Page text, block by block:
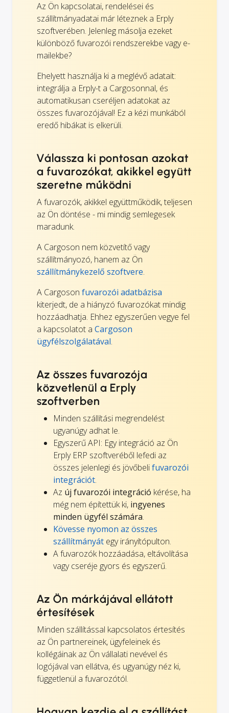
Az Ön kapcsolatai, rendelései és
szállítmányadatai már léteznek a Erply
szoftverében. Jelenleg másolja ezeket
különböző fuvarozói rendszerekbe vagy e-
mailekbe?
Ehelyett használja ki a meglévő adatait:
integrálja a Erply-t a Cargosonnal, és
automatikusan cseréljen adatokat az
összes fuvarozójával! Ez a kézi munkából
eredő hibákat is elkerüli.
Válassza ki pontosan azokat
a fuvarozókat, akikkel együtt
szeretne működni
A fuvarozók, akikkel együttműködik, teljesen
az Ön döntése - mi mindig semlegesek
maradunk.
A Cargoson nem közvetítő vagy
szállítmányozó, hanem az Ön
szállítmánykezelő szoftvere.
A Cargoson fuvarozói adatbázisa
kiterjedt, de a hiányzó fuvarozókat mindig
hozzáadhatja. Ehhez egyszerűen vegye fel
a kapcsolatot a Cargoson
ügyfélszolgálatával.
Az összes fuvarozója
közvetlenül a Erply
szoftverben
Minden szállítási megrendelést
ugyanúgy adhat le.
Egyszerű API: Egy integráció az Ön
Erply ERP szoftveréből lefedi az
összes jelenlegi és jövőbelifuvarozói
integrációt.
Az új fuvarozói integráció kérése, ha
még nem építettük ki, ingyenes
minden ügyfél számára.
Kövesse nyomon az összes
szállítmányát egy irányítópulton.
A fuvarozók hozzáadása, eltávolítása
vagy cseréje gyors és egyszerű.
Az Ön márkájával ellátott
értesítések
Minden szállítással kapcsolatos értesítés
az Ön partnereinek, ügyfeleinek és
kollégáinak az Ön vállalati nevével és
logójával van ellátva, és ugyanúgy néz ki,
függetlenül a fuvarozótól.